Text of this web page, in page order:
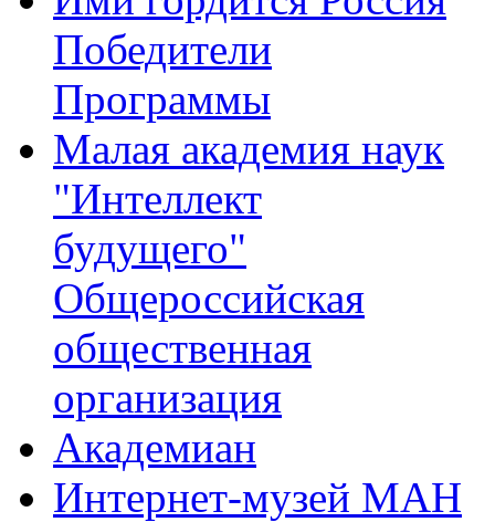
Победители
Программы
Малая академия наук
"Интеллект
будущего"
Общероссийская
общественная
организация
Академиан
Интернет-музей МАН